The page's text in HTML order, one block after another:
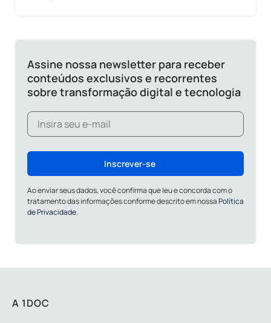
Assine nossa newsletter para receber
conteúdos exclusivos e recorrentes
sobre transformação digital e tecnologia
Inscrever-se
Ao enviar seus dados, você confirma que leu e concorda com o
tratamento das informações conforme descrito em nossaPolítica
de Privacidade.
A 1DOC